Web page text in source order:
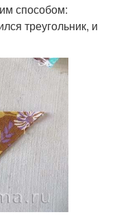
способом:
треугольник, и